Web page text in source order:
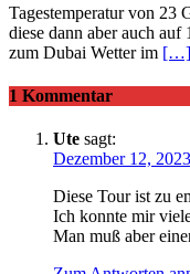
Tagestemperatur von 23
diese dann aber auch
zum Dubai Wetter im […]
1 Kommentar
Ute sagt:
Dezember 12,
Diese Tour ist zu
Ich konnte mir
Man muß aber